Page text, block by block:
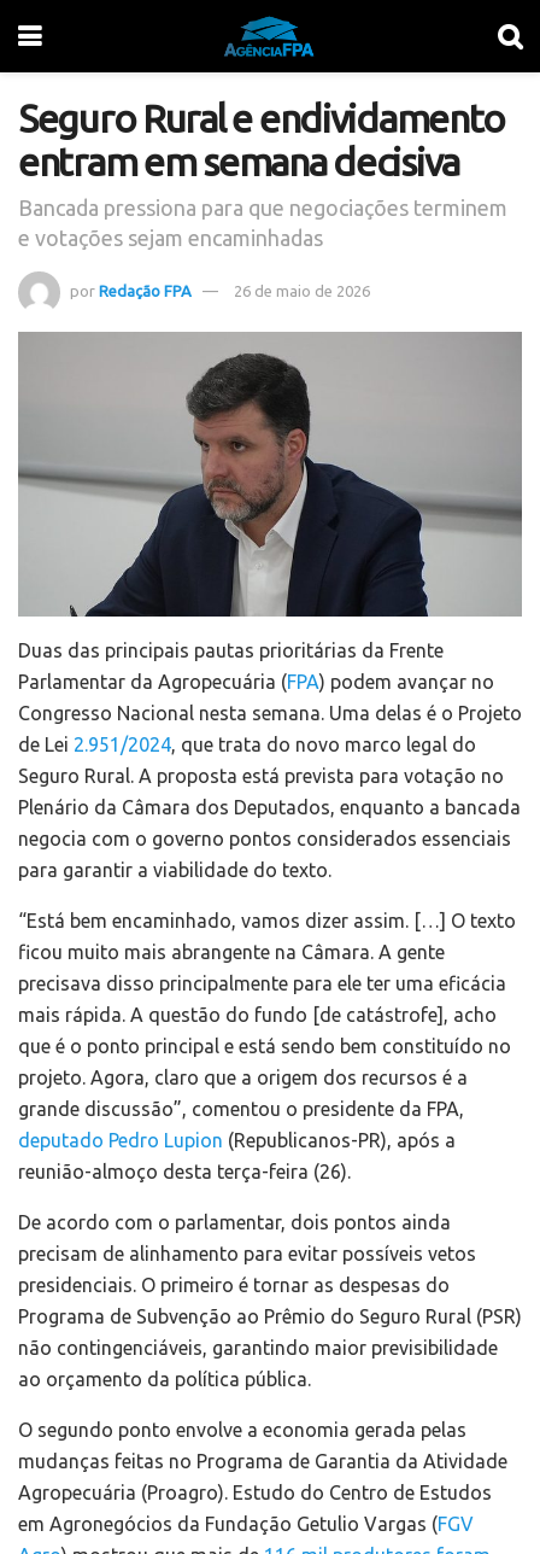
Seguro Rural e endividamento
entram em semana decisiva
Bancada pressiona para que negociações terminem
e votações sejam encaminhadas
por Redação FPA 26 de maio de 2026
Duas das principais pautas prioritárias da Frente
Parlamentar da Agropecuária (FPA) podem avançar no
Congresso Nacional nesta semana. Uma delas é o Projeto
de Lei 2.951/2024 , que trata do novo marco legal do
Seguro Rural. A proposta está prevista para votação no
Plenário da Câmara dos Deputados, enquanto a bancada
negocia com o governo pontos considerados essenciais
para garantir a viabilidade do texto.
“Está bem encaminhado, vamos dizer assim. […] O texto
ficou muito mais abrangente na Câmara. A gente
precisava disso principalmente para ele ter uma eficácia
mais rápida. A questão do fundo [de catástrofe], acho
que é o ponto principal e está sendo bem constituído no
projeto. Agora, claro que a origem dos recursos é a
grande discussão”, comentou o presidente da FPA,
deputado Pedro Lupion (Republicanos-PR), após a
reunião-almoço desta terça-feira (26).
De acordo com o parlamentar, dois pontos ainda
precisam de alinhamento para evitar possíveis vetos
presidenciais. O primeiro é tornar as despesas do
Programa de Subvenção ao Prêmio do Seguro Rural (PSR)
não contingenciáveis, garantindo maior previsibilidade
ao orçamento da política pública.
O segundo ponto envolve a economia gerada pelas
mudanças feitas no Programa de Garantia da Atividade
Agropecuária (Proagro). Estudo do Centro de Estudos
em Agronegócios da Fundação Getulio Vargas (FGV